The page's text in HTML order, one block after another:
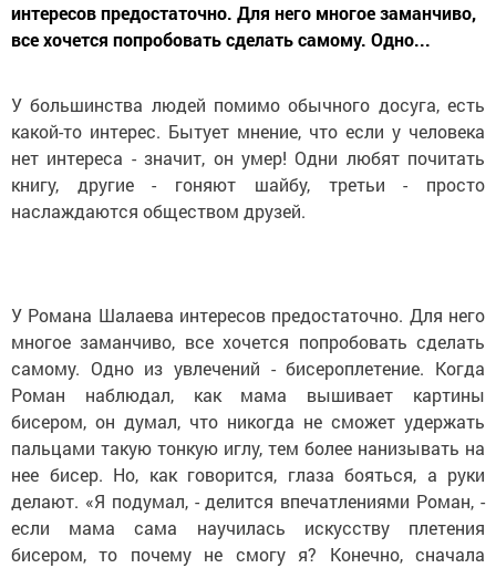
интересов предостаточно. Для него многое заманчиво,
все хочется попробовать сделать самому. Одно...
У большинства людей помимо обычного досуга, есть
какой-то интерес. Бытует мнение, что если у человека
нет интереса - значит, он умер! Одни любят почитать
книгу, другие - гоняют шайбу, третьи - просто
наслаждаются обществом друзей.
У Романа Шалаева интересов предостаточно. Для него
многое заманчиво, все хочется попробовать сделать
самому. Одно из увлечений - бисероплетение. Когда
Роман наблюдал, как мама вышивает картины
бисером, он думал, что никогда не сможет удержать
пальцами такую тонкую иглу, тем более нанизывать на
нее бисер. Но, как говорится, глаза бояться, а руки
делают. «Я подумал, - делится впечатлениями Роман, -
если мама сама научилась искусству плетения
бисером, то почему не смогу я? Конечно, сначала